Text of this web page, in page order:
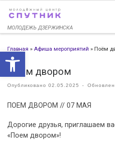
Открыть
Перейти к содержимому
МОЛОДЕЖЬ ДЗЕРЖИНСКА
Главная » Афиша мероприятий » Поём
Поём двором
Опубликовано 02.05.2025 -
ПОЕМ ДВОРОМ // 07 МАЯ
Дорогие друзья, приглашаем
«Поем двором»!